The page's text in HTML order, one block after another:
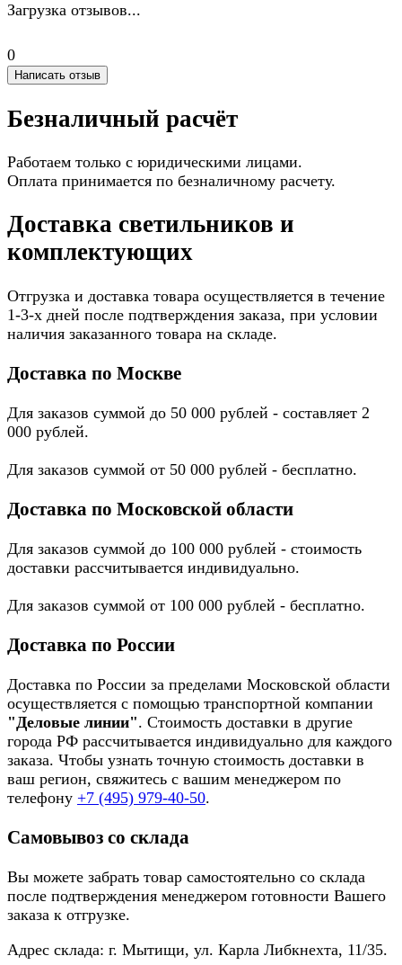
Загрузка отзывов...
0
Написать отзыв
Безналичный расчёт
Работаем только с юридическими лицами.
Оплата принимается по безналичному расчету.
Доставка светильников и
комплектующих
Отгрузка и доставка товара осуществляется в течение
1-3-х дней после подтверждения заказа, при условии
наличия заказанного товара на складе.
Доставка по Москве
Для заказов суммой до 50 000 рублей - составляет 2
000 рублей.
Для заказов суммой от 50 000 рублей - бесплатно.
Доставка по Московской области
Для заказов суммой до 100 000 рублей - стоимость
доставки рассчитывается индивидуально.
Для заказов суммой от 100 000 рублей - бесплатно.
Доставка по России
Доставка по России за пределами Московской области
осуществляется с помощью транспортной компании
"Деловые линии". Стоимость доставки в другие
города РФ рассчитывается индивидуально для каждого
заказа. Чтобы узнать точную стоимость доставки в
ваш регион, свяжитесь с вашим менеджером по
телефону +7 (495) 979-40-50.
Самовывоз со склада
Вы можете забрать товар самостоятельно со склада
после подтверждения менеджером готовности Вашего
заказа к отгрузке.
Адрес склада: г. Мытищи, ул. Карла Либкнехта, 11/35.